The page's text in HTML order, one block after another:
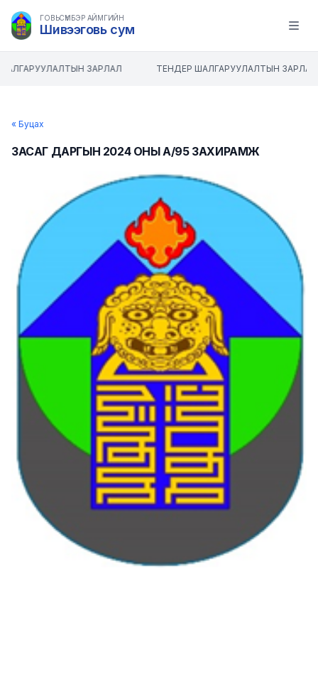
ГОВЬСҮМБЭР АЙМГИЙН
Шивээговь сум Open
ЗАРЛАЛ ТЕНДЕР ШАЛГАРУУЛАЛТЫН ЗАРЛАЛ
« Буцах
ЗАСАГ ДАРГЫН 2024 ОНЫ А/95 ЗАХИРАМЖ